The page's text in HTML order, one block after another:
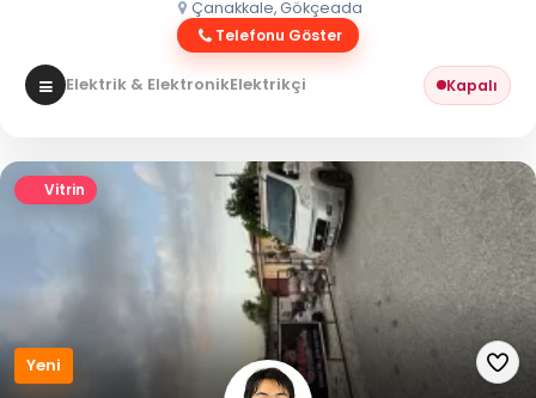
Çanakkale, Gökçeada
Telefonu Göster
Elektrik & ElektronikElektrikçi Kapalı
Vitrin
Yeni